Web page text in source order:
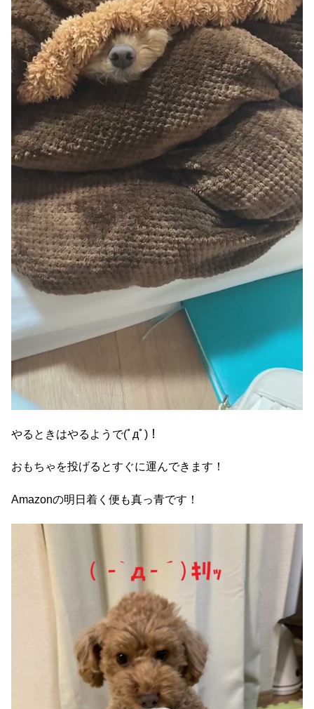
やるときはやるようで(ﾟдﾟ)！
おもちゃを投げるとすぐに運んできます！
Amazonの明日着く便も真っ青です！